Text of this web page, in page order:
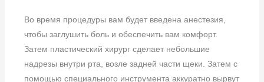
Во время процедуры вам будет введена анестезия,
чтобы заглушить боль и обеспечить вам комфорт.
Затем пластический хирург сделает небольшие
надрезы внутри рта, возле задней части щеки. Затем с
помощью специального инструмента аккуратно вырвут